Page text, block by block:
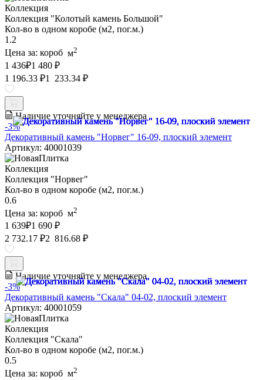
Коллекция
Коллекция "Колотый камень Большой"
Кол-во в одном коробе (м2, пог.м.)
1.2
Цена за: короб м2
1 436₽1 480 ₽
1 196.33 ₽1 233.34 ₽
Наличие уточняйте у менеджера
-3%
Декоративный камень "Норвег" 16-09, плоский элемент
Артикул: 40001039
Коллекция
Коллекция "Норвег"
Кол-во в одном коробе (м2, пог.м.)
0.6
Цена за: короб м2
1 639₽1 690 ₽
2 732.17 ₽2 816.68 ₽
Наличие уточняйте у менеджера
-3%
Декоративный камень "Скала" 04-02, плоский элемент
Артикул: 40001059
Коллекция
Коллекция "Скала"
Кол-во в одном коробе (м2, пог.м.)
0.5
Цена за: короб м2